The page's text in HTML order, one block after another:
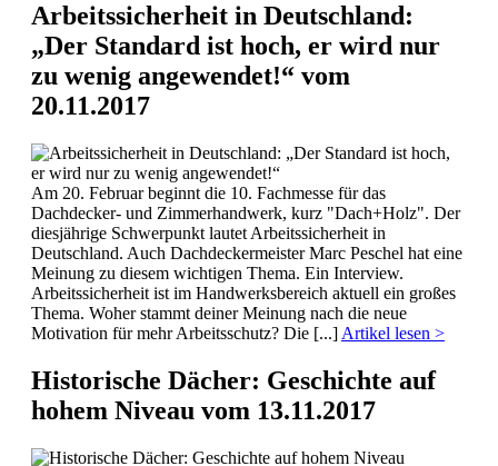
Arbeitssicherheit in Deutschland:
„Der Standard ist hoch, er wird nur
zu wenig angewendet!“ vom
20.11.2017
Am 20. Februar beginnt die 10. Fachmesse für das
Dachdecker- und Zimmerhandwerk, kurz "Dach+Holz". Der
diesjährige Schwerpunkt lautet Arbeitssicherheit in
Deutschland. Auch Dachdeckermeister Marc Peschel hat eine
Meinung zu diesem wichtigen Thema. Ein Interview.
Arbeitssicherheit ist im Handwerksbereich aktuell ein großes
Thema. Woher stammt deiner Meinung nach die neue
Motivation für mehr Arbeitsschutz? Die [...] Artikel lesen >
Historische Dächer: Geschichte auf
hohem Niveau vom 13.11.2017